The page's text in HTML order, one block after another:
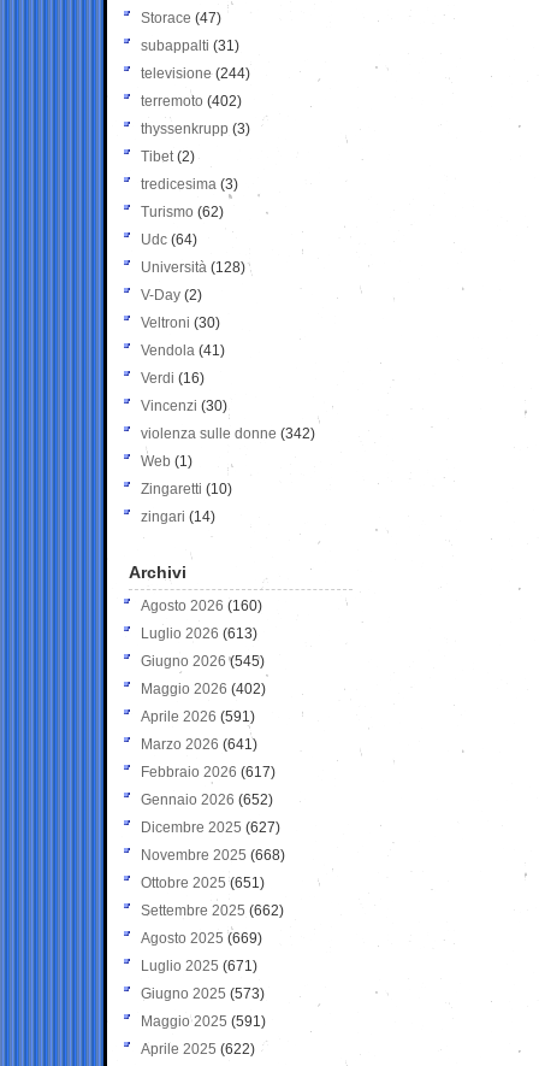
Storace (47)
subappalti (31)
televisione(244)
terremoto (402)
thyssenkrupp (3)
Tibet(2)
tredicesima (3)
Turismo (62)
Udc (64)
Università (128)
V-Day (2)
Veltroni (30)
Vendola (41)
Verdi (16)
Vincenzi (30)
violenza sulle donne (342)
Web (1)
Zingaretti (10)
zingari (14)
Archivi
Agosto 2026 (160)
Luglio 2026 (613)
Giugno 2026 (545)
Maggio 2026 (402)
Aprile 2026 (591)
Marzo 2026 (641)
Febbraio 2026 (617)
Gennaio 2026 (652)
Dicembre 2025 (627)
Novembre 2025 (668)
Ottobre 2025 (651)
Settembre 2025 (662)
Agosto 2025 (669)
Luglio 2025 (671)
Giugno 2025 (573)
Maggio 2025 (591)
Aprile 2025 (622)